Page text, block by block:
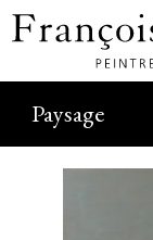
Paysage